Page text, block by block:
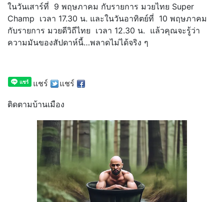
ในวันเสาร์ที่ 9 พฤษภาคม กับรายการ มวยไทย Super
Champ เวลา 17.30 น. และในวันอาทิตย์ที่ 10 พฤษภาคม
กับรายการ มวยดีวิถีไทย เวลา 12.30 น. แล้วคุณจะรู้ว่า
ความมันของสัปดาห์นี้…พลาดไม่ได้จริง ๆ
แชร์ แชร์
ติดตามบ้านเมือง